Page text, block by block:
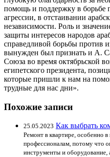
помощь и поддержку в борьбе
агрессии, в отстаивании
независимости. Роль и
защиты интересов народов
справедливой борьбы против
вынужден был признать и А.
Союза во время октябрьской
египетского президента,
которые пришли к нам на
трудные для нас дни».
Похожие записи
25.05.2023 Как выбрать
Ремонт в квартире, особенно
профессионалам, потому что
инструменты и оборудование,